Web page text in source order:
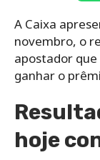
A Caixa
novembro, o
apostador
ganhar o
hoje